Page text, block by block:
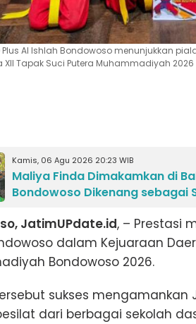
Plus Al Ishlah Bondowoso menunjukkan
Tapak Suci Putera Muhammadiyah 2026
Kamis, 06 Agu 2026 20:23 WIB
Maliya Finda Dimakamkan di
Bondowoso Dikenang sebagai
JatimUPdate.id, – Prestasi
dalam Kejuaraan
Bondowoso 2026.
sukses mengamankan
dari berbagai sekolah